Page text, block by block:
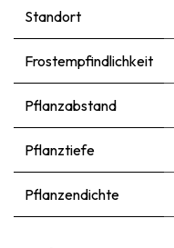
Standort
Frostempfindlichkeit
Pflanzabstand
Pflanztiefe
Pflanzendichte